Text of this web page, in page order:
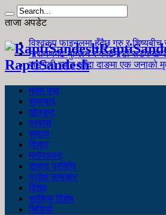
ताजा अपडेट
विश्वकप फाइनलमा हुँदैछ गुरु र शिष्यबीच
नारायणगढ-मुग्लिन र काठमाडौं
जङ्गली च्याउ खाँदा दाङमा एक जनाको
RaptiSandesh
मुख्य पृष्ठ
समाचार
खेलकुद
प्रवास
समाज
विचार
मनोरञ्जन
सूचना प्रविधि
प्रदेश समाचार
विशेष
साहित्य विशेष
भिडियो